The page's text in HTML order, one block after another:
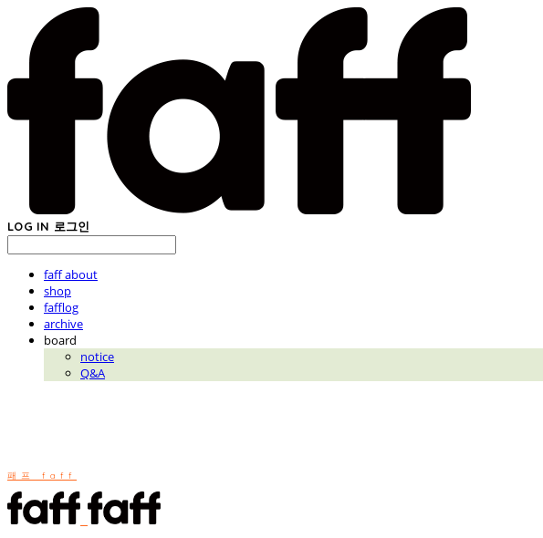
LOG IN 로그인
faff about
shop
fafflog
archive
board
notice
Q&A
패프 faff